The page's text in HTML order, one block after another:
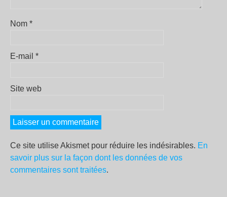
Nom *
E-mail *
Site web
Ce site utilise Akismet pour réduire les indésirables. En
savoir plus sur la façon dont les données de vos
commentaires sont traitées.